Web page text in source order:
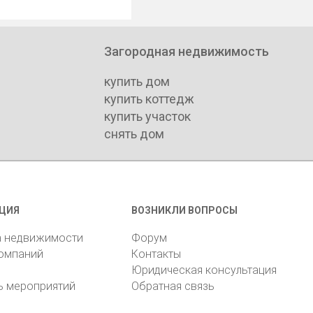
Загородная недвижимость
купить дом
купить коттедж
купить участок
снять дом
недвижимости
мероприятий
ВОЗНИКЛИ ВОПРОСЫ
Форум
Контакты
Юридическая консультация
Обратная связь